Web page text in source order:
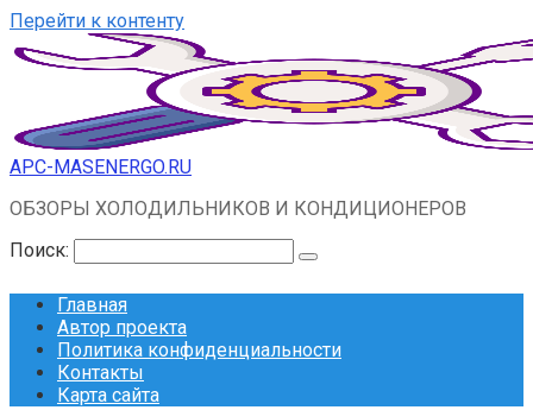
Перейти к контенту
APC-MASENERGO.RU
ОБЗОРЫ ХОЛОДИЛЬНИКОВ И КОНДИЦИОНЕРОВ
Поиск:
Главная
Автор проекта
Политика конфиденциальности
Контакты
Карта сайта